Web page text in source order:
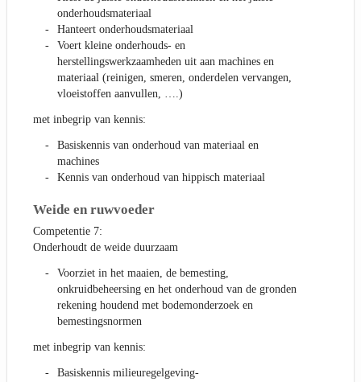
onderhoudsmateriaal
Hanteert onderhoudsmateriaal
Voert kleine onderhouds- en
herstellingswerkzaamheden uit aan machines en
materiaal (reinigen, smeren, onderdelen vervangen,
vloeistoffen aanvullen, ….)
met inbegrip van kennis:
Basiskennis van onderhoud van materiaal en
machines
Kennis van onderhoud van hippisch materiaal
Weide en ruwvoeder
Competentie 7:
Onderhoudt de weide duurzaam
Voorziet in het maaien, de bemesting,
onkruidbeheersing en het onderhoud van de gronden
rekening houdend met bodemonderzoek en
bemestingsnormen
met inbegrip van kennis:
Basiskennis milieuregelgeving-